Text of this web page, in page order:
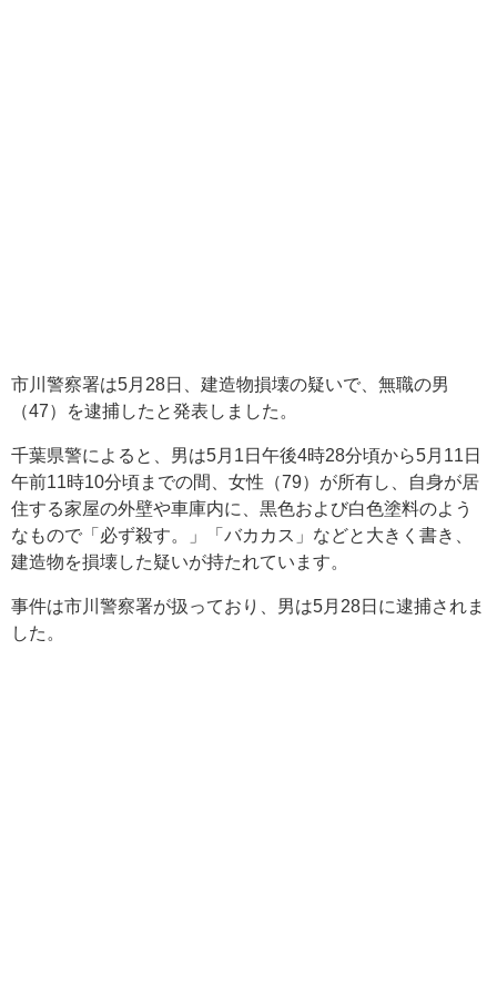
市川警察署は5月28日、建造物損壊の疑いで、無職の男
（47）を逮捕したと発表しました。
千葉県警によると、男は5月1日午後4時28分頃から5月11日
午前11時10分頃までの間、女性（79）が所有し、自身が居
住する家屋の外壁や車庫内に、黒色および白色塗料のよう
なもので「必ず殺す。」「バカカス」などと大きく書き、
建造物を損壊した疑いが持たれています。
事件は市川警察署が扱っており、男は5月28日に逮捕されま
した。